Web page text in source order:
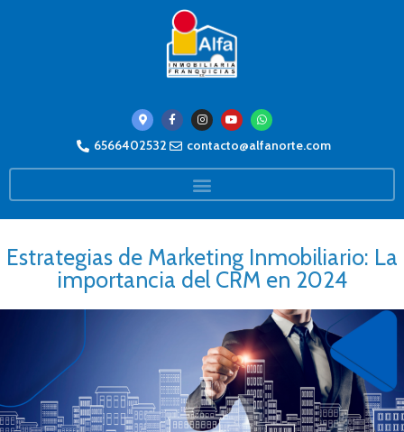
6566402532 contacto@alfanorte.com
Estrategias de Marketing Inmobiliario: La
importancia del CRM en 2024